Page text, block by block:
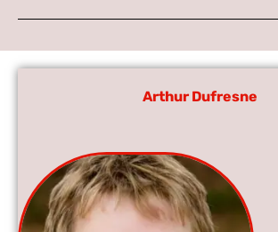
Arthur Dufresne